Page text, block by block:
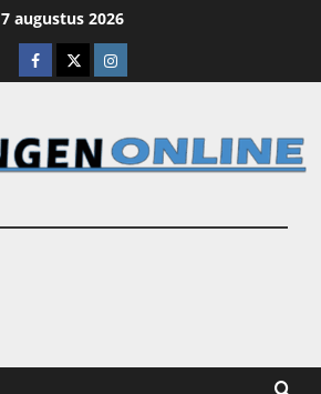
7 augustus 2026
Facebook
X Instagram